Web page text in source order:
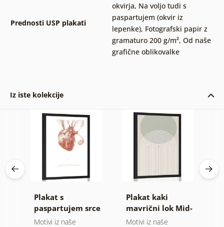
Prednosti USP plakati
okvirja, Na voljo tudi s
paspartujem (okvir iz
lepenke), Fotografski papir z
gramaturo 200 g/m², Od naše
grafične oblikovalke
Iz iste kolekcije
Plakat s
paspartujem srce
s citatom
Motivi iz naše
Plakat kaki
mavrični lok Mid-
Century
Motivi iz naše